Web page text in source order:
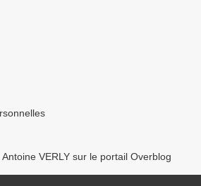
VERLY sur le portail Overblog